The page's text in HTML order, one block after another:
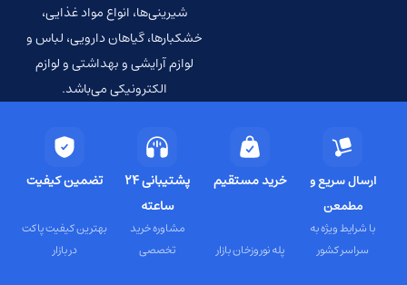
شیرینی‌ها، انواع مواد غذایی،
خشکبارها، گیاهان دارویی، لباس و
لوازم آرایشی و بهداشتی و لوازم
الکترونیکی می‌باشد.
ارسال سریع و
مطمعن
با شرایط ویژه به
سراسر کشور
خرید مستقیم
پله نوروزخان بازار
پشتیبانی 24
ساعته
مشاوره خرید
تخصصی
تضمین کیفیت
بهترین کیفیت پاکت
در بازار